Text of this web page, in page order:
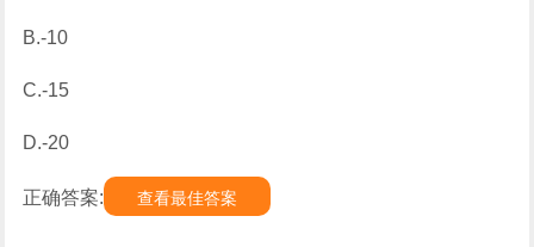
B.-10
C.-15
D.-20
正确答案: 查看最佳答案